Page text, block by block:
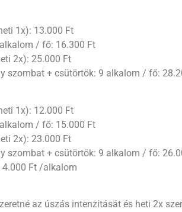
1x): 13.000 Ft
/ fő: 16.300 Ft
2x): 25.000 Ft
szombat + csütörtök: 9 alkalom / fő:
1x): 12.000 Ft
/ fő: 15.000 Ft
2x): 23.000 Ft
szombat + csütörtök: 9 alkalom / fő:
Ft /alkalom
az úszás intenzitását és heti 2x